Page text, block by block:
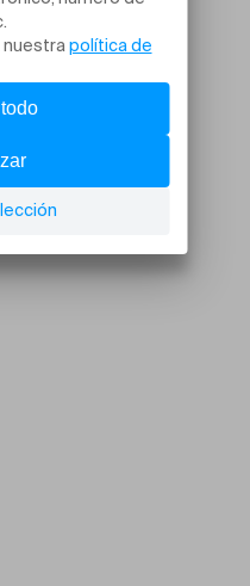
FAIRE HAMLET !